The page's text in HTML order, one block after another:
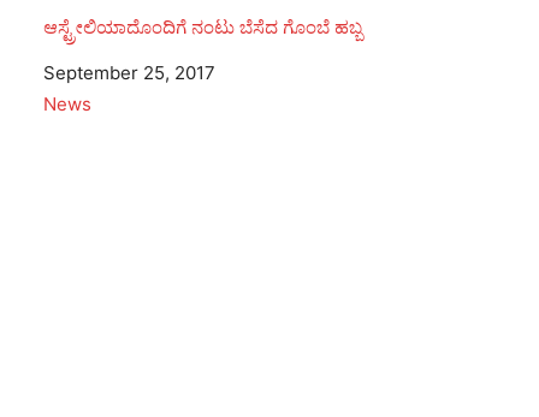
ಆಸ್ಟ್ರೇಲಿಯಾದೊಂದಿಗೆ ನಂಟು ಬೆಸೆದ ಗೊಂಬೆ ಹಬ್ಬ
Date
September 25, 2017
In relation to
News